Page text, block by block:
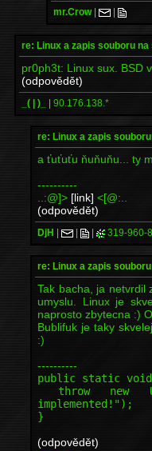
mr.Crow| |
re: Linux a zapis souboru
pr0ph3t: Linux sux. BSD
(odpovědět)
_( | )_ | 90.176.138.*
re: Linux a zapis
a ťuťuťu ňuňuňu... ty
----------
..:@]> [link] <[@:..
(odpovědět)
DjH | | | 319-960-
re: Linux a zapis
Tak bacha, ja netvrdil
umyslu. Linux je
naprosto zbytecna :)
Bublifuk je taky
:)
----------
public static
throw new
implemented!");
}
(odpovědět)